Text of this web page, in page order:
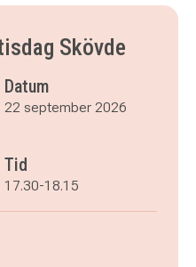
17.30–18.15
17.30–18.15
17.30–18.15
17.30–18.15
klockan 17.30–18.15
klockan 17.30–18.15
klockan 17.30–18.15
Skövde
Datum
22 september 2026
Tid
17.30-18.15